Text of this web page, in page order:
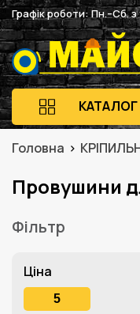
Графік роботи: Пн.–Сб.
КАТАЛОГ
Головна
Провушини
Фільтр
Ціна